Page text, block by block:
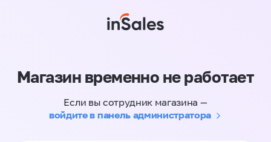
Магазин временно не работает
Если вы сотрудник магазина —
войдите в панель администратора